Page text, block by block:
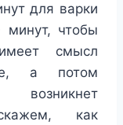
для варки
чтобы
смысл
а потом
как